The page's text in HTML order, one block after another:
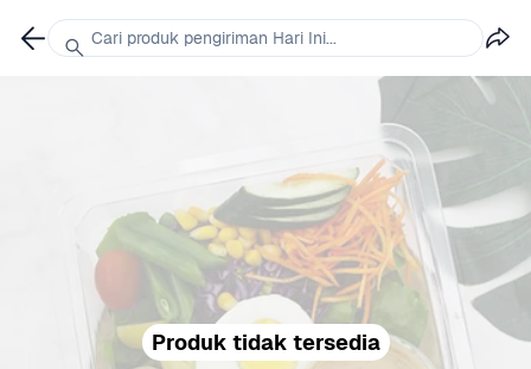
Produk tidak tersedia
Cari produk pengiriman Hari Ini...